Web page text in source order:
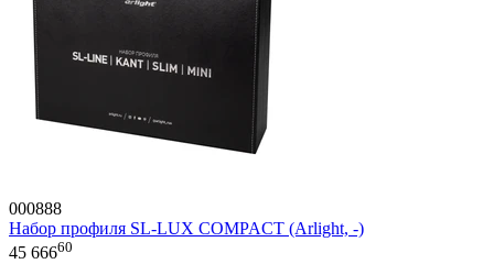
000888
Набор профиля SL-LUX COMPACT (Arlight, -)
45 66660